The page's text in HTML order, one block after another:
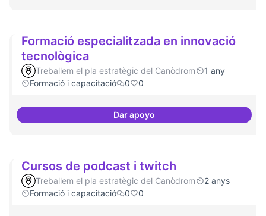
Formació especialitzada en innovació
tecnològica
Treballem el pla estratègic del Canòdrom
1 any
Formació i capacitació
0 0
Dar apoyoFormació especialitzada en
Cursos de podcast i twitch
Treballem el pla estratègic del Canòdrom
2 anys
Formació i capacitació
0 0